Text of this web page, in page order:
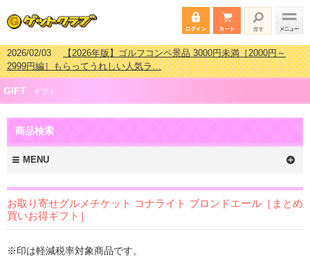
2026/02/03【2026年版】ゴルフコンペ景品 3000円未満［2000円～
2999円編］もらってうれしい人気ラ…
2026/07/15【2026年版】ビンゴゲーム景品おすすめ金額別人気ランキ
ング 更新しました！
2026/04/03【2026年版】ゴルフコンペ景品 3000円未満［2000円～
2999円編］もらってうれしい人気ラ…
2026/02/16
新しました！
GIFT ギフト
商品検索
MENU
お取り寄せグルメチケット コナライト ブロンドエール［まとめ
買いお得ギフト］
※印は軽減税率対象商品です。